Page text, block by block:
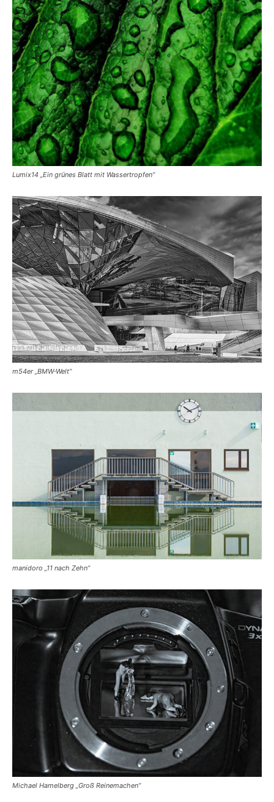
Lumix14 „Ein grünes Blatt mit Wassertropfen“
m54er „BMW-Welt“
manidoro „11 nach Zehn“
Michael Hamelberg „Groß Reinemachen“